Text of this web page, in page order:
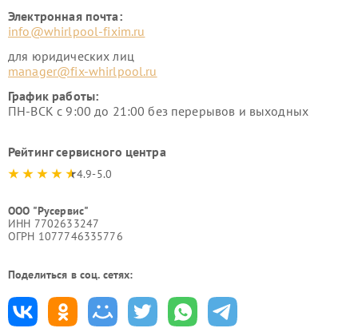
Электронная почта:
info@whirlpool-fixim.ru
для юридических лиц
manager@fix-whirlpool.ru
График работы:
ПН-ВСК с 9:00 до 21:00 без перерывов и выходных
Рейтинг сервисного центра
4.9-5.0
ООО "Русервис"
ИНН 7702633247
ОГРН 1077746335776
Поделиться в соц. сетях: